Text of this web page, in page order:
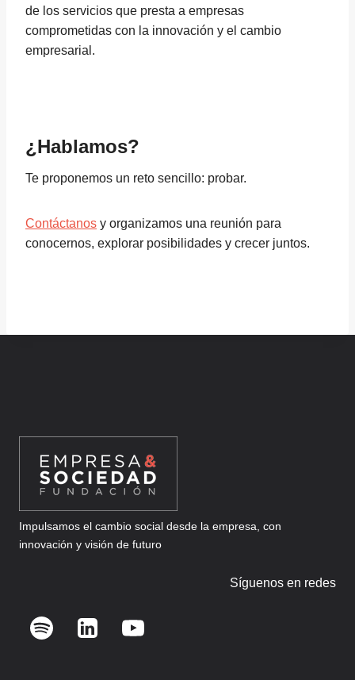
de los servicios que presta a empresas
comprometidas con la innovación y el cambio
empresarial.
¿Hablamos?
Te proponemos un reto sencillo: probar.
Contáctanos y organizamos una reunión para
conocernos, explorar posibilidades y crecer juntos.
Impulsamos el cambio social desde la empresa, con
innovación y visión de futuro
Síguenos en redes